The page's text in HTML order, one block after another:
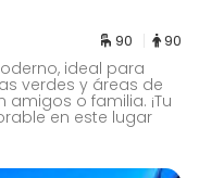
90 90
ideal para
verdes y áreas de
o familia. ¡Tu
en este lugar